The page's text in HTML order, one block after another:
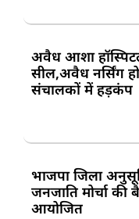
अवैध आशा
सील,अवैध नर्सिंग
संचालकों में हड़कंप
भाजपा जिला
जनजाति मोर्चा की
आयोजित